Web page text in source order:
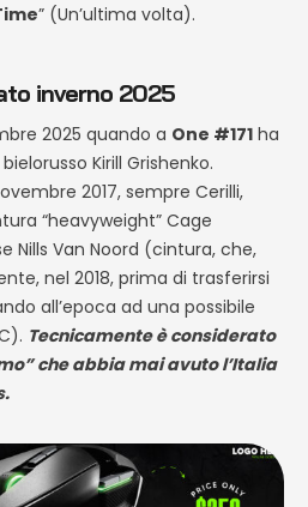
” (Un’ultima volta).
inverno 2025
2025 quando a One #171 ha
Kirill Grishenko.
2017, sempre Cerilli,
“heavyweight” Cage
Nills Van Noord (cintura, che,
nel 2018, prima di trasferirsi
all’epoca ad una possibile
Tecnicamente è considerato
che abbia mai avuto l’Italia